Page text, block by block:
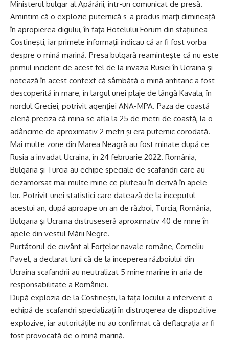
Ministerul bulgar al Apărării, într-un comunicat de presă.
Amintim că o explozie puternică s-a produs marţi dimineaţă
în apropierea digului, în faţa Hotelului Forum din staţiunea
Costineşti, iar primele informații indicau că ar fi fost vorba
despre o mină marină. Presa bulgară reaminteşte că nu este
primul incident de acest fel de la invazia Rusiei în Ucraina şi
notează în acest context că sâmbătă o mină antitanc a fost
descoperită în mare, în largul unei plaje de lângă Kavala, în
nordul Greciei, potrivit agenţiei ANA-MPA. Paza de coastă
elenă preciza că mina se afla la 25 de metri de coastă, la o
adâncime de aproximativ 2 metri şi era puternic corodată.
Mai multe zone din Marea Neagră au fost minate după ce
Rusia a invadat Ucraina, în 24 februarie 2022. România,
Bulgaria şi Turcia au echipe speciale de scafandri care au
dezamorsat mai multe mine ce pluteau în derivă în apele
lor. Potrivit unei statistici care datează de la începutul
acestui an, după aproape un an de război, Turcia, România,
Bulgaria şi Ucraina distruseseră aproximativ 40 de mine în
apele din vestul Mării Negre.
Purtătorul de cuvânt al Forțelor navale române, Corneliu
Pavel, a declarat luni că de la începerea războiului din
Ucraina scafandrii au neutralizat 5 mine marine în aria de
responsabilitate a României.
După explozia de la Costinești, la fața locului a intervenit o
echipă de scafandri specializați în distrugerea de dispozitive
explozive, iar autoritățile nu au confirmat că deflagrația ar fi
fost provocată de o mină marină.